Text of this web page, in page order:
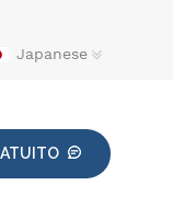
Japanese